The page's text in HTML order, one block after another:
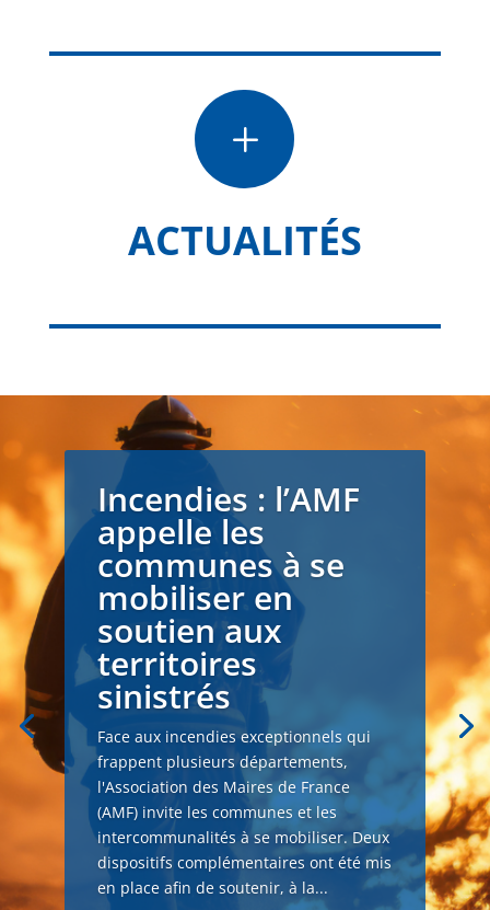
L
ACTUALITÉS
Incendies : l’AMF
appelle les
communes à se
mobiliser en
soutien aux
territoires
sinistrés
Face aux incendies exceptionnels qui
frappent plusieurs départements,
l'Association des Maires de France
(AMF) invite les communes et les
intercommunalités à se mobiliser. Deux
dispositifs complémentaires ont été mis
en place afin de soutenir, à la...